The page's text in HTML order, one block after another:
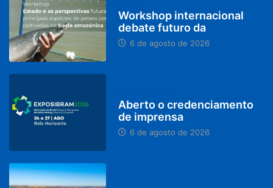
Workshop internacional
debate futuro da
6 de agosto de 2026
Aberto o credenciamento
de imprensa
6 de agosto de 2026